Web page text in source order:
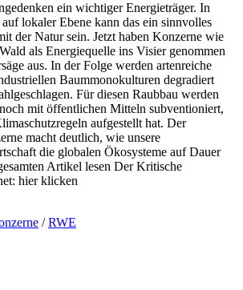
ein wichtiger Energieträger. In
lokaler Ebene kann das ein sinnvolles
der Natur sein. Jetzt haben Konzerne wie
als Energiequelle ins Visier genommen
aus. In der Folge werden artenreiche
Baummonokulturen degradiert
Für diesen Raubbau werden
mit öffentlichen Mitteln subventioniert,
aufgestellt hat. Der
macht deutlich, wie unsere
die globalen Ökosysteme auf Dauer
Artikel lesen Der Kritische
hier klicken
/RWE